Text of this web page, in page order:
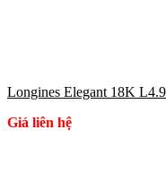
Longines Elegant 18K
Giá liên hệ